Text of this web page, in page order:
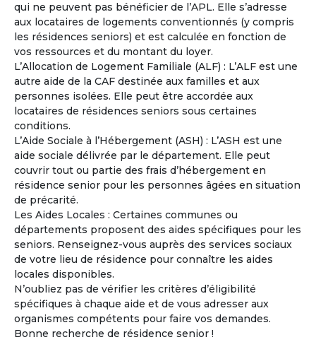
qui ne peuvent pas bénéficier de l’APL. Elle s’adresse
aux locataires de logements conventionnés (y compris
les résidences seniors) et est calculée en fonction de
vos ressources et du montant du loyer.
L’Allocation de Logement Familiale (ALF) : L’ALF est une
autre aide de la CAF destinée aux familles et aux
personnes isolées. Elle peut être accordée aux
locataires de résidences seniors sous certaines
conditions.
L’Aide Sociale à l’Hébergement (ASH) : L’ASH est une
aide sociale délivrée par le département. Elle peut
couvrir tout ou partie des frais d’hébergement en
résidence senior pour les personnes âgées en situation
de précarité.
Les Aides Locales : Certaines communes ou
départements proposent des aides spécifiques pour les
seniors. Renseignez-vous auprès des services sociaux
de votre lieu de résidence pour connaître les aides
locales disponibles.
N’oubliez pas de vérifier les critères d’éligibilité
spécifiques à chaque aide et de vous adresser aux
organismes compétents pour faire vos demandes.
Bonne recherche de résidence senior !
Catherine
Femme- 56ans
France - Gard
La copropriété en pleine propriété entre Seniors
Un mode d’habitat partagé adapté au vieillissement.
La copropriété en pleine propriété séduit de plus en
plus de retraités désireux de mutualiser certains espaces
et services tout en conservant leur indépendance et leur
patrimoine.
À la une